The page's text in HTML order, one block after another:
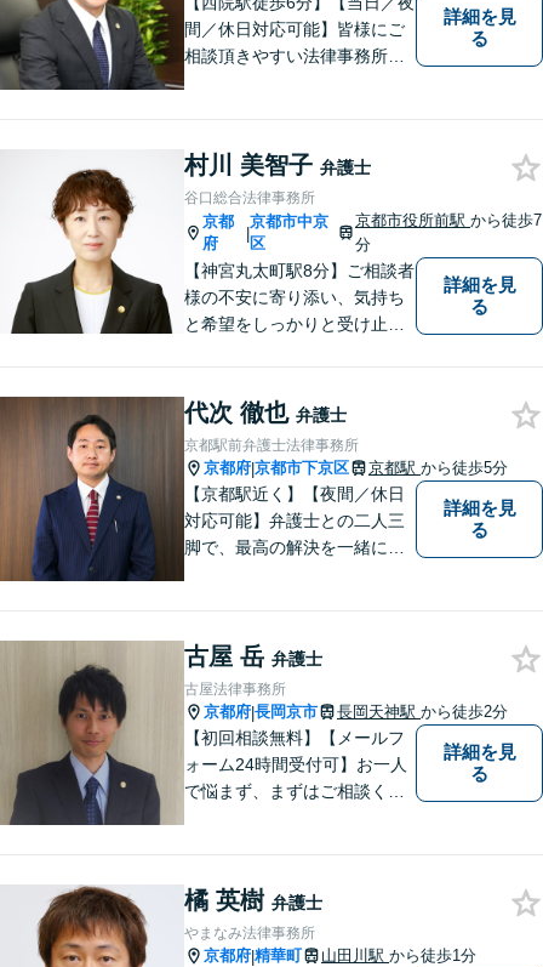
間／休日対応可能】皆様にご
相談頂きやすい法律事務所を
応可能。【法テラス利用可】
ご相談者様に寄り添って対
応。お悩みの方はお気軽にご
相談ください。
詳細を見
る
村川 美智子 弁護士
谷口総合法律事務所
京都
府
|
京都市中京
区
京都市役所前駅から徒歩7
分
【神宮丸太町駅8分】ご相談者
様の不安に寄り添い、気持ち
と希望をしっかりと受け止め
う真摯にサポートします。ど
うぞお気軽にお話しくださ
い。【完全個室で相談可】
【地域密着型の法律事務所】
詳細を見
る
代次 徹也 弁護士
京都駅前弁護士法律事務所
京都府|京都市下京区 京都駅 から徒歩5分
【京都駅近く】【夜間／休日
対応可能】弁護士との二人三
脚で、最高の解決を一緒に目
可能です。【地域に根ざした
弁護士】まずは当事務所の無
料法律相談をご体験くださ
い。
詳細を見
る
古屋 岳 弁護士
古屋法律事務所
京都府|長岡京市 長岡天神駅 から徒歩2分
【初回相談無料】【メールフ
ォーム24時間受付可】お一人
で悩まず、まずはご相談くだ
詳細を見
る
橘 英樹 弁護士
やまなみ法律事務所
京都府|精華町 山田川駅 から徒歩1分